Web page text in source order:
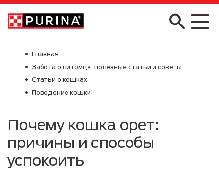
Skip to main content
Главная
Забота о питомце: полезные статьи и советы
Статьи о кошках
Поведение кошки
Почему кошка орет:
причины и способы
успокоить